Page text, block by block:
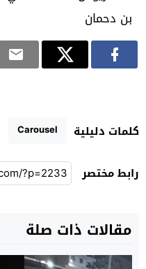
كلمات دليلية Carousel
رابط مختصر
مقالات ذات صلة